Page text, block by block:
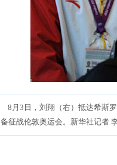
8月3日，刘翔（右）抵达希斯
备征战伦敦奥运会。新华社记者